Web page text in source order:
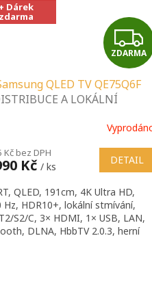
+ Dárek
zdarma
D
ZDARMA
QLED TV QE75Q6F
A LOKÁLNÍ
| PORADENSTVÍ |
& MONTÁŽNÍ
Kč bez DPH
Kč / ks
DETAIL
QLED, 191cm, 4K Ultra HD,
Hz, HDR10+, lokální stmívání,
S2/C, 3× HDMI, 1× USB, LAN,
DLNA, HbbTV 2.0.3, herní